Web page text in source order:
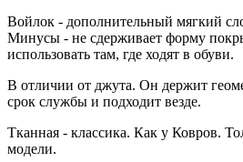
Войлок - дополнительный мягкий
Минусы - не сдерживает форму
использовать там, где ходят в обуви.
В отличии от джута. Он держит
срок службы и подходит везде.
Тканная - классика. Как у Ковров.
модели.